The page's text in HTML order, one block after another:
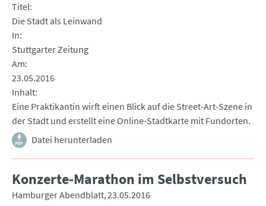
Titel
Die Stadt als Leinwand
In
Stuttgarter Zeitung
Am
23.05.2016
Inhalt
Eine Praktikantin wirft einen Blick auf die Street-Art-Szene in
der Stadt und erstellt eine Online-Stadtkarte mit Fundorten.
Datei herunterladen
Konzerte-Marathon im Selbstversuch
Hamburger Abendblatt 23.05.2016